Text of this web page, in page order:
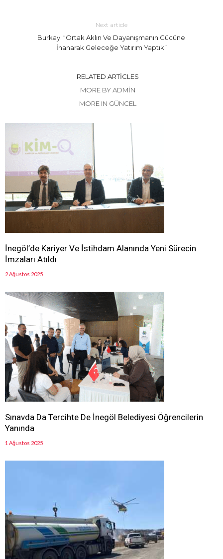
Next article
Burkay: “Ortak Aklın Ve Dayanışmanın Gücüne
İnanarak Geleceğe Yatırım Yaptık”
RELATED ARTICLES
MORE BY ADMIN
MORE IN GÜNCEL
İnegöl’de Kariyer Ve İstihdam Alanında Yeni Sürecin
İmzaları Atıldı
2 Ağustos 2025
Sınavda Da Tercihte De İnegöl Belediyesi Öğrencilerin
Yanında
1 Ağustos 2025